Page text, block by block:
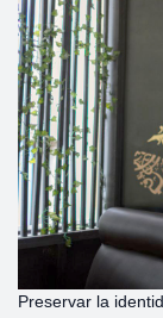
Preservar la